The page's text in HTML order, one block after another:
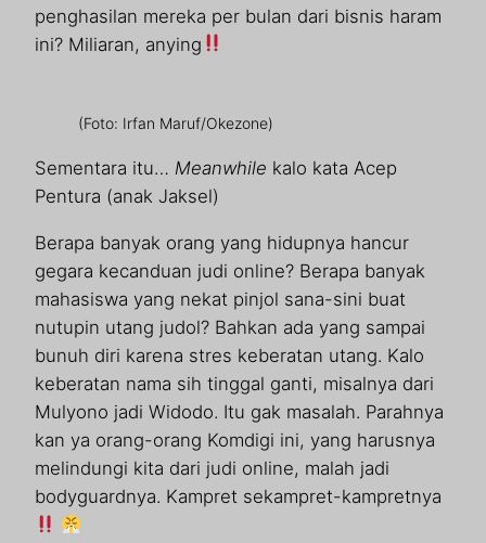
penghasilan mereka per bulan dari bisnis haram
ini? Miliaran, anying
(Foto: Irfan Maruf/Okezone)
Sementara itu… Meanwhile kalo kata Acep
Pentura (anak Jaksel)
Berapa banyak orang yang hidupnya hancur
gegara kecanduan judi online? Berapa banyak
mahasiswa yang nekat pinjol sana-sini buat
nutupin utang judol? Bahkan ada yang sampai
bunuh diri karena stres keberatan utang. Kalo
keberatan nama sih tinggal ganti, misalnya dari
Mulyono jadi Widodo. Itu gak masalah. Parahnya
kan ya orang-orang Komdigi ini, yang harusnya
melindungi kita dari judi online, malah jadi
bodyguardnya. Kampret sekampret-kampretnya